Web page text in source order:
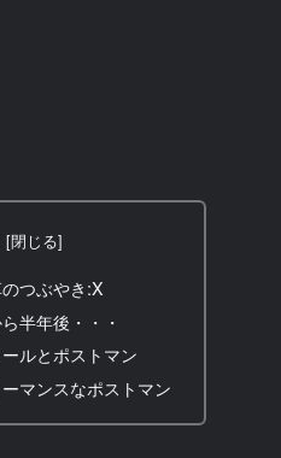
つぶやき:X
半年後・・・
ルとポストマン
マンスなポストマン